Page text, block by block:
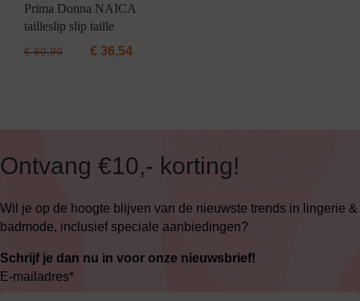
Prima Donna NAICA
tailleslip slip taille
€60,90 € 36,54
Ontvang €10,- korting!
Wil je op de hoogte blijven van de nieuwste trends in lingerie &
badmode, inclusief speciale aanbiedingen?
Schrijf je dan nu in voor onze nieuwsbrief!
E-mailadres*